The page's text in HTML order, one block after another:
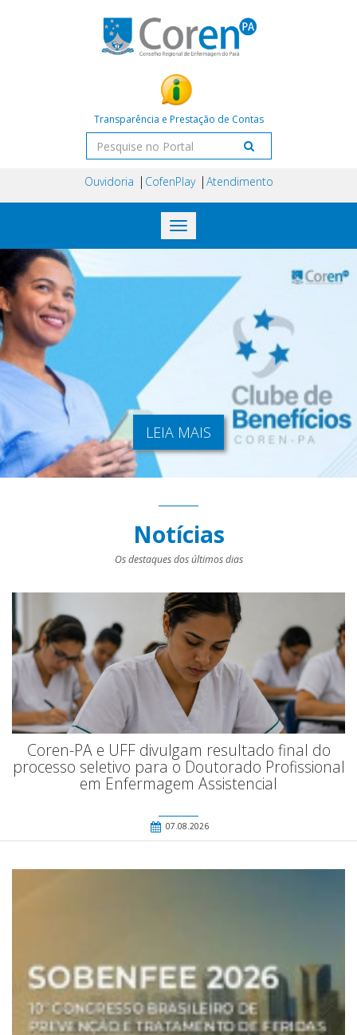
Transparência e Prestação de Contas
Ouvidoria CofenPlay Atendimento
Toggle
navigation
LEIA MAIS
Notícias
Os destaques dos últimos dias
Coren-PA e UFF divulgam resultado final do
processo seletivo para o Doutorado Profissional
em Enfermagem Assistencial
07.08.2026